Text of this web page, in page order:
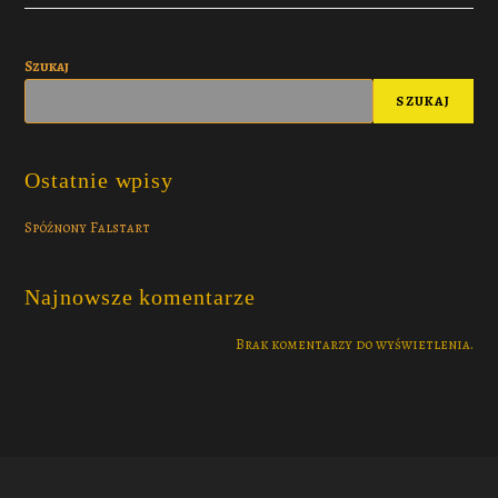
Szukaj
SZUKAJ
Ostatnie wpisy
Spóźnony Falstart
Najnowsze komentarze
Brak komentarzy do wyświetlenia.